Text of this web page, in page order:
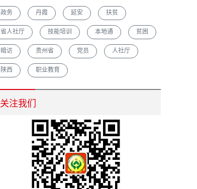
政务 丹霞 延安 扶贫
省人社厅 技能培训 本地通 贫困
暗访 贵州省 党员 人社厅
陕西 职业教育
汉中市重点培育农村创业致富带头人促脱贫增收
关注我们